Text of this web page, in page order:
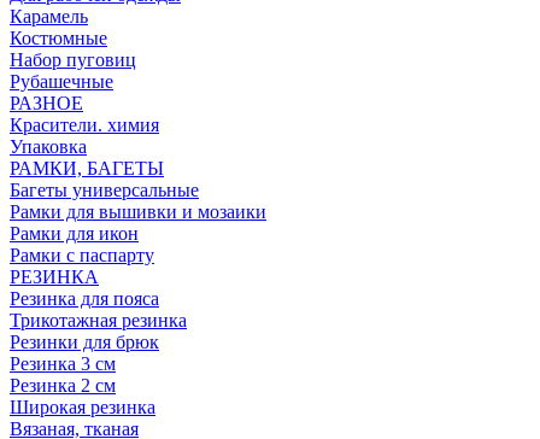
Карамель
Костюмные
Набор пуговиц
Рубашечные
РАЗНОЕ
Красители. химия
Упаковка
РАМКИ, БАГЕТЫ
Багеты универсальные
Рамки для вышивки и мозаики
Рамки для икон
Рамки с паспарту
РЕЗИНКА
Резинка для пояса
Трикотажная резинка
Резинки для брюк
Резинка 3 см
Резинка 2 см
Широкая резинка
Вязаная, тканая